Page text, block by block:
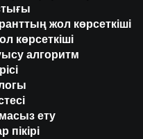
жол көрсеткіші
көрсеткіші
алгоритм
ету